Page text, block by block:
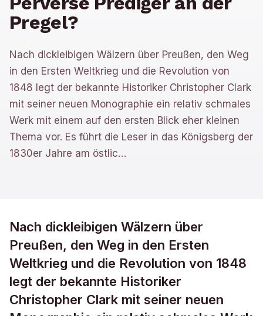
Pregel?
Nach dickleibigen Wälzern über Preußen, den Weg
in den Ersten Weltkrieg und die Revolution von
1848 legt der bekannte Historiker Christopher Clark
mit seiner neuen Monographie ein relativ schmales
Werk mit einem auf den ersten Blick eher kleinen
Thema vor. Es führt die Leser in das Königsberg der
1830er Jahre am östlic…
Nach dickleibigen Wälzern über
Preußen, den Weg in den Ersten
Weltkrieg und die Revolution von 1848
legt der bekannte Historiker
Christopher Clark mit seiner neuen